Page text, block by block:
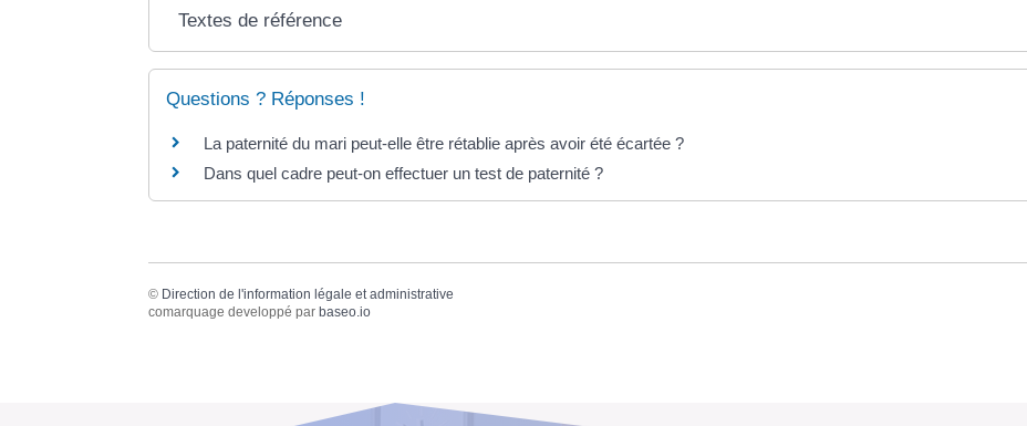
Textes de référence
Questions ? Réponses !
La paternité du mari peut-elle être rétablie après avoir été écartée ?
Dans quel cadre peut-on effectuer un test de paternité ?
© Direction de l'information légale et administrative
comarquage developpé par baseo.io